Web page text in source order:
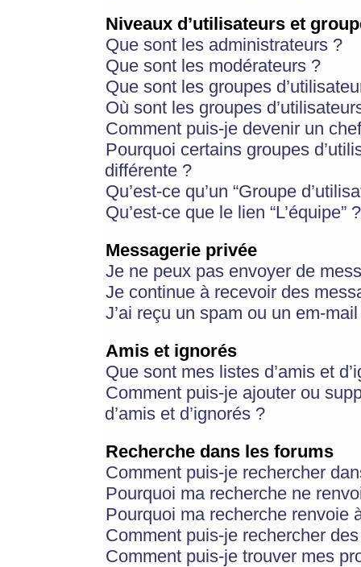
Niveaux d’utilisateurs et
Que sont les administrateurs ?
Que sont les modérateurs ?
Que sont les groupes
Où sont les groupes
Comment puis-je devenir un
Pourquoi certains groupes
différente ?
Qu’est-ce qu’un “Groupe
Qu’est-ce que le lien “L’équipe” ?
Messagerie privée
Je ne peux pas envoyer de
Je continue à recevoir des
J’ai reçu un spam ou un em-
Amis et ignorés
Que sont mes listes d’amis et
Comment puis-je ajouter ou
d’amis et d’ignorés ?
Recherche dans les forums
Comment puis-je rechercher
Pourquoi ma recherche ne
Pourquoi ma recherche renvoie
Comment puis-je rechercher
Comment puis-je trouver mes